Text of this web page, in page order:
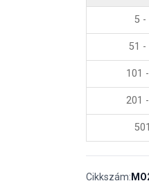
5 -
51 -
101
201
Cikkszám: